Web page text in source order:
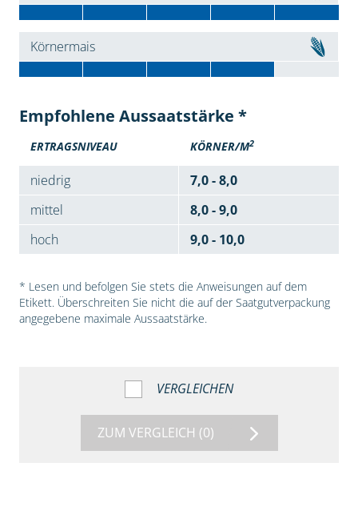
Körnermais
Empfohlene Aussaatstärke *
ERTRAGSNIVEAU KÖRNER/M2
niedrig
7,0 - 8,0
mittel
8,0 - 9,0
hoch
9,0 - 10,0
* Lesen und befolgen Sie stets die Anweisungen auf dem
Etikett. Überschreiten Sie nicht die auf der Saatgutverpackung
angegebene maximale Aussaatstärke.
VERGLEICHEN
ZUM VERGLEICH (0)